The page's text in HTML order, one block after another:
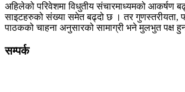
अहिलेको परिवेशमा विधुतीय संचारमाध्यमको आकर्षण
साइटहरुको संख्या समेत बढ्दो छ । तर गुणस्तरीयता,
पाठकको चाहना अनुसारको सामाग्री भने मुलभुत पक्ष
सम्पर्क